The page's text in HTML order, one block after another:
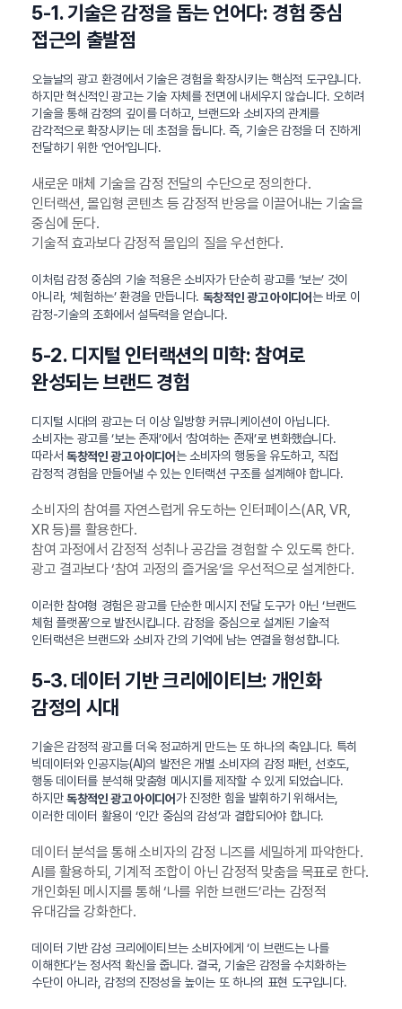
5-1. 기술은 감정을 돕는 언어다: 경험 중심
접근의 출발점
오늘날의 광고 환경에서 기술은 경험을 확장시키는 핵심적 도구입니다.
하지만 혁신적인 광고는 기술 자체를 전면에 내세우지 않습니다. 오히려
기술을 통해 감정의 깊이를 더하고, 브랜드와 소비자의 관계를
감각적으로 확장시키는 데 초점을 둡니다. 즉, 기술은 감정을 더 진하게
전달하기 위한 ‘언어’입니다.
새로운 매체 기술을 감정 전달의 수단으로 정의한다.
인터랙션, 몰입형 콘텐츠 등 감정적 반응을 이끌어내는 기술을
중심에 둔다.
기술적 효과보다 감정적 몰입의 질을 우선한다.
이처럼 감정 중심의 기술 적용은 소비자가 단순히 광고를 ‘보는’ 것이
아니라, ‘체험하는’ 환경을 만듭니다. 독창적인 광고 아이디어 는 바로 이
감정-기술의 조화에서 설득력을 얻습니다.
5-2. 디지털 인터랙션의 미학: 참여로
완성되는 브랜드 경험
디지털 시대의 광고는 더 이상 일방향 커뮤니케이션이 아닙니다.
소비자는 광고를 ‘보는 존재’에서 ‘참여하는 존재’로 변화했습니다.
따라서 독창적인 광고 아이디어 는 소비자의 행동을 유도하고, 직접
감정적 경험을 만들어낼 수 있는 인터랙션 구조를 설계해야 합니다.
소비자의 참여를 자연스럽게 유도하는 인터페이스(AR, VR,
XR 등)를 활용한다.
참여 과정에서 감정적 성취나 공감을 경험할 수 있도록 한다.
광고 결과보다 ‘참여 과정의 즐거움’을 우선적으로 설계한다.
이러한 참여형 경험은 광고를 단순한 메시지 전달 도구가 아닌 ‘브랜드
체험 플랫폼’으로 발전시킵니다. 감정을 중심으로 설계된 기술적
인터랙션은 브랜드와 소비자 간의 기억에 남는 연결을 형성합니다.
5-3. 데이터 기반 크리에이티브: 개인화
감정의 시대
기술은 감정적 광고를 더욱 정교하게 만드는 또 하나의 축입니다. 특히
빅데이터와 인공지능(AI)의 발전은 개별 소비자의 감정 패턴, 선호도,
행동 데이터를 분석해 맞춤형 메시지를 제작할 수 있게 되었습니다.
하지만독창적인 광고 아이디어가 진정한 힘을 발휘하기 위해서는,
이러한 데이터 활용이 ‘인간 중심의 감성’과 결합되어야 합니다.
데이터 분석을 통해 소비자의 감정 니즈를 세밀하게 파악한다.
AI를 활용하되, 기계적 조합이 아닌 감정적 맞춤을 목표로 한다.
개인화된 메시지를 통해 ‘나를 위한 브랜드’라는 감정적
유대감을 강화한다.
데이터 기반 감성 크리에이티브는 소비자에게 ‘이 브랜드는 나를
이해한다’는 정서적 확신을 줍니다. 결국, 기술은 감정을 수치화하는
수단이 아니라, 감정의 진정성을 높이는 또 하나의 표현 도구입니다.